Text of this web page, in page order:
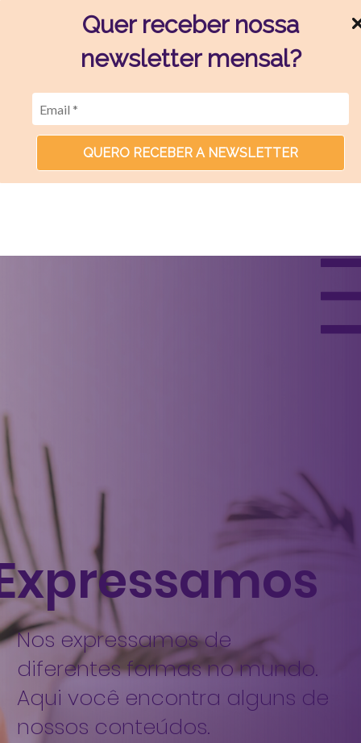
Quer receber nossa
newsletter mensal?
QUERO RECEBER A NEWSLETTER
Nos expressamos de
diferentes formas no mundo.
Aqui você encontra alguns de
nossos conteúdos.